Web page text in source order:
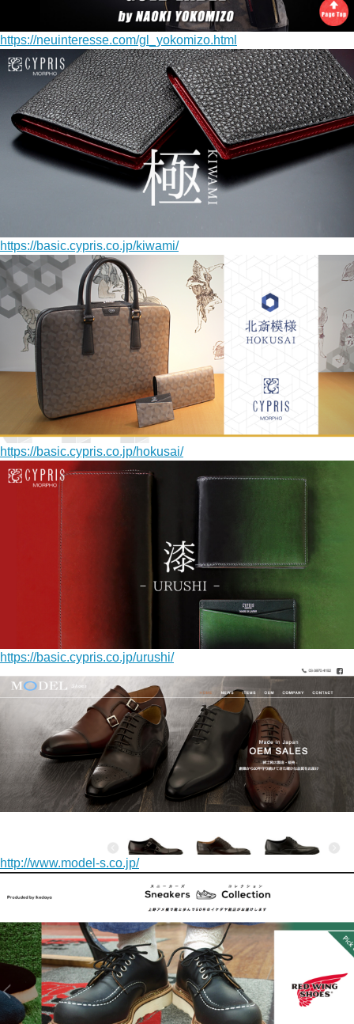
https://neuinteresse.com/gl_yokomizo.html
https://basic.cypris.co.jp/kiwami/
https://basic.cypris.co.jp/hokusai/
https://basic.cypris.co.jp/urushi/
http://www.model-s.co.jp/